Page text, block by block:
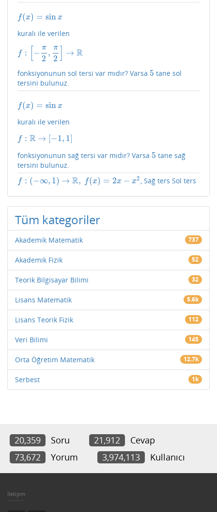
f(x) = sin x
f(x =sinx
kuralı ile verilen
f : − π
2
, π
2
→ R
[− π2,π2] →R
fonksiyonunun sol tersi var mıdır? Varsa 5
5 tane sol
tersini bulunuz.
f(x) = sin x
f(x =sinx
kuralı ile verilen
f : R → [−1, 1]
f:R →[ 1,1]
fonksiyonunun sağ tersi var mıdır? Varsa 5
5 tane sağ
tersini bulunuz.
f : (−∞, 1) → R, f(x) = 2x − x2
f:( − ∞,1)→R f( )=2 x−x 2 , Sağ ters Sol ters
Tüm kategoriler
Akademik Matematik 737
Akademik Fizik 52
Teorik Bilgisayar Bilimi 32
Lisans Matematik 5.6k
Lisans Teorik Fizik 112
Veri Bilimi 145
Orta Öğretim Matematik 12.7k
Serbest 1k
20,359 Soru 21,912
Cevap
73,672
Yorum 3,974,113 Kullanıcı
İletişim